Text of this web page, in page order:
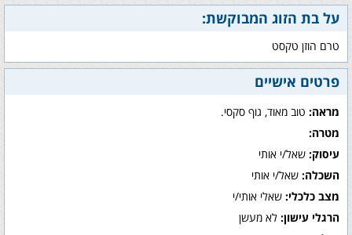
על בת הזוג המבוקשת:
טרם הוזן טקסט
פרטים אישיים
מראה: טוב מאוד, גוף סקסי.
מטרה:
עיסוק: שאל/י אותי
השכלה: שאל/י אותי
מצב כלכלי: שאלי אותי/י
הרגלי עישון: לא מעשן